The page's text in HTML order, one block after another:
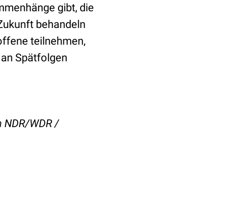
gibt, die
behandeln
teilnehmen,
Spätfolgen
NDR/WDR /